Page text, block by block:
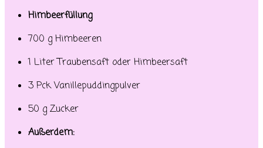
Himbeerfüllung
700 g Himbeeren
1 Liter Traubensaft oder Himbeersaft
3 Pck Vanillepuddingpulver
50 g Zucker
Außerdem: